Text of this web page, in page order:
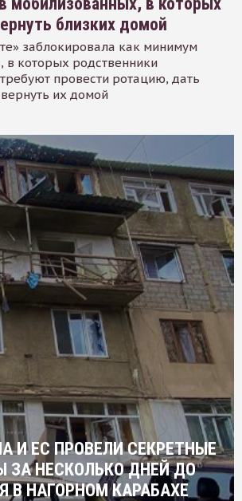
близких домой
заблокировала как минимум
в которых родственники
провести ротацию, дать
их домой
И ЕС ПРОВЕЛИ СЕКРЕТНЫЕ
ЗА НЕСКОЛЬКО ДНЕЙ ДО
В НАГОРНОМ КАРАБАХЕ